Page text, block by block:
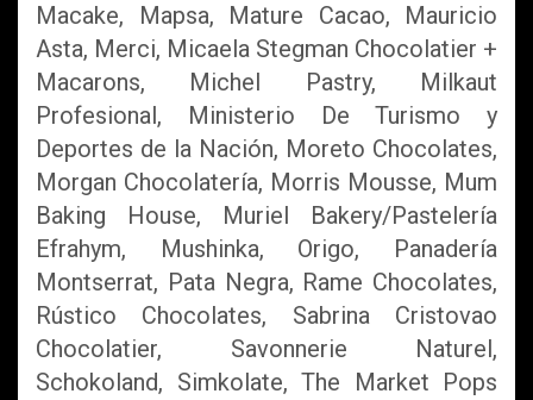
Macake, Mapsa, Mature Cacao, Mauricio
Asta, Merci, Micaela Stegman Chocolatier +
Macarons, Michel Pastry, Milkaut
Profesional, Ministerio De Turismo y
Deportes de la Nación, Moreto Chocolates,
Morgan Chocolatería, Morris Mousse, Mum
Baking House, Muriel Bakery/Pastelería
Efrahym, Mushinka, Origo, Panadería
Montserrat, Pata Negra, Rame Chocolates,
Rústico Chocolates, Sabrina Cristovao
Chocolatier, Savonnerie Naturel,
Schokoland, Simkolate, The Market Pops